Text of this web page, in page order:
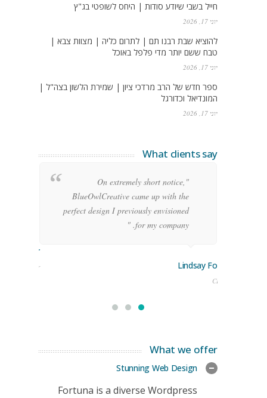
חייל בשבי שיודע סודות | היחס לשופטי בג"ץ
יוני 17, 2026
להוציא שבת רבנו תם | לתרום כליה | מצוות צבא |
טבח ששם יותר מדי פלפל באוכל
יוני 17, 2026
ספר חדש של הרב מרדכי ציון | שמירת הלשון בצה"ל |
המונדיאל וכדורגל
יוני 17, 2026
What clients say
"On extremely short notice,
BlueOwlCreative came up with the
perfect design I previously envisioned
for my company. "
Lindsay Ford
CEO
Stoner
Manager
What we offer
Stunning Web Design
Fortuna is a diverse Wordpress